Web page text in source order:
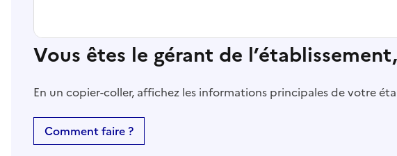
Vous êtes le gérant de
En un copier-coller, affichez les informations principales de votre
Comment faire ?